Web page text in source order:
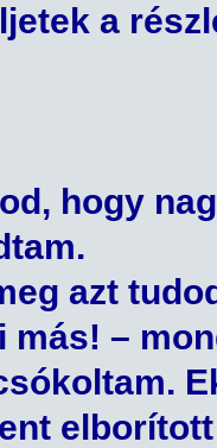
a
hogy
azt
más! –